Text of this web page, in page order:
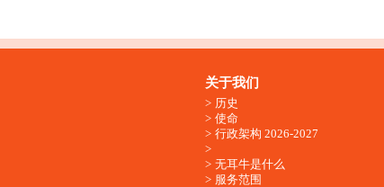
关于我们
历史
使命
行政架构 2026-2027
无耳牛是什么
服务范围